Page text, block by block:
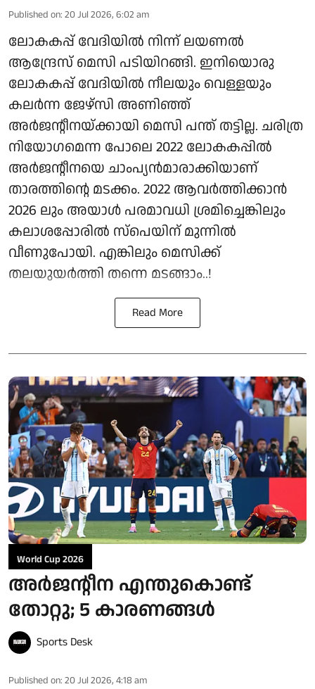
Published on: 20 Jul 2026, 6:02 am
ലോകകപ്പ് വേദിയിൽ നിന്ന് ലയണൽ
ആന്ദ്രേസ് മെസി പടിയിറങ്ങി. ഇനിയൊരു
ലോകകപ്പ് വേദിയിൽ നീലയും വെള്ളയും
കലർന്ന ജേഴ്‌സി അണിഞ്ഞ്
അർജന്റീനയ്ക്കായി മെസി പന്ത് തട്ടില്ല. ചരിത്ര
നിയോഗമെന്ന പോലെ 2022 ലോകകപ്പിൽ
അർജന്റീനയെ ചാംപ്യൻമാരാക്കിയാണ്
താരത്തിന്റെ മടക്കം. 2022 ആവർത്തിക്കാൻ
2026 ലും അയാൾ പരമാവധി ശ്രമിച്ചെങ്കിലും
കലാശപ്പോരിൽ സ്‌പെയിന് മുന്നിൽ
വീണുപോയി. എങ്കിലും മെസിക്ക്
തലയുയർത്തി തന്നെ മടങ്ങാം..!
Read More
World Cup 2026
അര്‍ജന്റീന എന്തുകൊണ്ട്
തോറ്റു; 5 കാരണങ്ങള്‍
Sports Desk
Published on: 20 Jul 2026, 4:18 am